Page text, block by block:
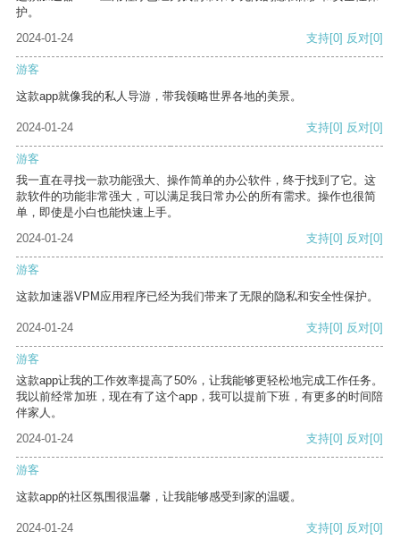
护。
2024-01-24
支持[0] 反对[0]
游客
这款app就像我的私人导游，带我领略世界各地的美景。
2024-01-24 支持[0] 反对[0]
游客
我一直在寻找一款功能强大、操作简单的办公软件，终于找到了它。这
款软件的功能非常强大，可以满足我日常办公的所有需求。操作也很简
单，即使是小白也能快速上手。
2024-01-24
支持[0] 反对[0]
游客
这款加速器VPM应用程序已经为我们带来了无限的隐私和安全性保护。
2024-01-24 支持[0] 反对[0]
游客
这款app让我的工作效率提高了50%，让我能够更轻松地完成工作任务。
我以前经常加班，现在有了这个app，我可以提前下班，有更多的时间陪
伴家人。
2024-01-24
支持[0] 反对[0]
游客
这款app的社区氛围很温馨，让我能够感受到家的温暖。
2024-01-24 支持[0] 反对[0]